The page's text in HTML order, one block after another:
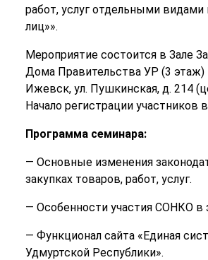
работ, услуг отдельными
лиц»».
Мероприятие состоится в Зале
Дома Правительства УР (3 этаж)
Ижевск, ул. Пушкинская, д. 214
Начало регистрации участников
Программа семинара:
— Основные изменения
закупках товаров, работ, услуг.
— Особенности участия СОНКО в
— Функционал сайта «Единая
Удмуртской Республики».